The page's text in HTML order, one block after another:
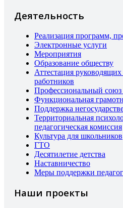
Деятельность
Реализация программ,
Электронные услуги
Мероприятия
Образование обществу
Аттестация
работников
Профессиональный союз
Функциональная
Поддержка
Территориальная
педагогическая комиссия
Культура для школьников
ГТО
Десятилетие детства
Наставничество
Меры поддержки
Наши проекты